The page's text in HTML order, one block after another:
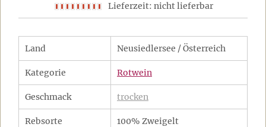
Lieferzeit: nicht lieferbar
Land Neusiedlersee / Österreich
Kategorie Rotwein
Geschmack trocken
Rebsorte 100% Zweigelt